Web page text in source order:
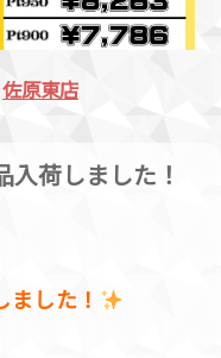
佐原東店
入荷しました！
した！